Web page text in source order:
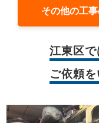
その他の工
江東区で
ご依頼